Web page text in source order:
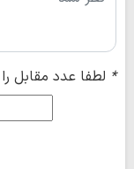
* لطفا عدد مقابل